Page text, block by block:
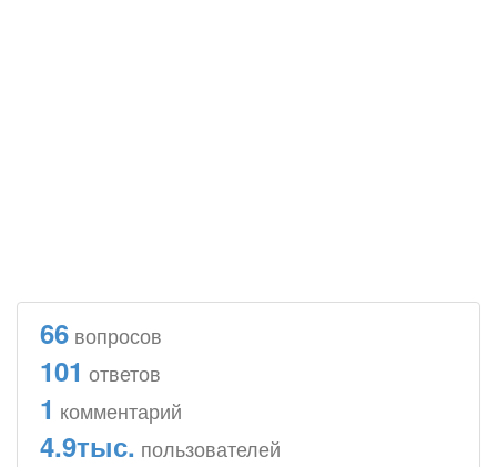
66 вопросов
101 ответов
1 комментарий
4.9тыс. пользователей